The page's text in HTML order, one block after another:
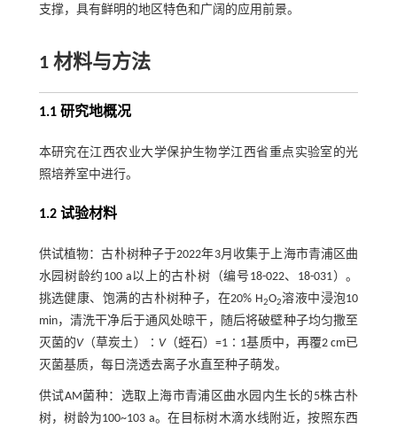
支撑，具有鲜明的地区特色和广阔的应用前景。
1材料与方法
1.1 研究地概况
本研究在江西农业大学保护生物学江西省重点实验室的光
照培养室中进行。
1.2 试验材料
供试植物：古朴树种子于2022年3月收集于上海市青浦区曲
水园树龄约100 a以上的古朴树（编号18-022、18-031）。
挑选健康、饱满的古朴树种子，在20% H2O2溶液中浸泡10
min，清洗干净后于通风处晾干，随后将破壁种子均匀撒至
灭菌的V（草炭土）∶ V（蛭石）=1∶1基质中，再覆2 cm已
灭菌基质，每日浇透去离子水直至种子萌发。
供试AM菌种：选取上海市青浦区曲水园内生长的5株古朴
树，树龄为100~103 a。在目标树木滴水线附近，按照东西